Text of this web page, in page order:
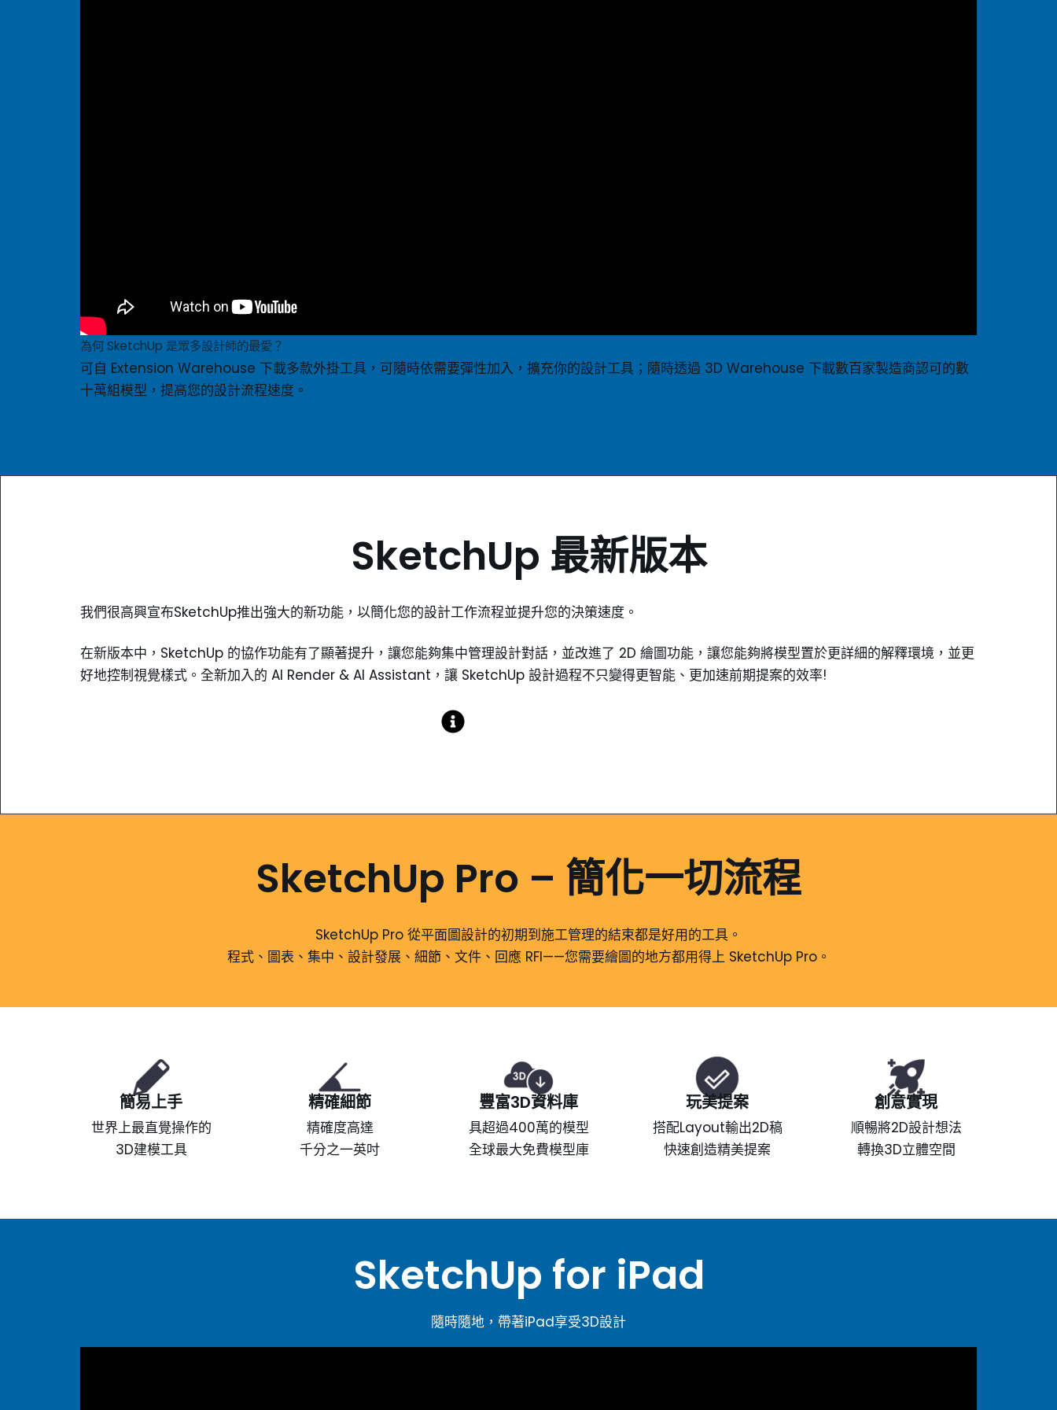
為何 SketchUp 是眾多設計師的最愛？
可自 Extension Warehouse 下載多款外掛工具，可隨時依需要彈性加入，擴充你的設計工具；隨時透過 3D Warehouse 下載數百家製造商認可的數
十萬組模型，提高您的設計流程速度。
SketchUp 最新版本
我們很高興宣布SketchUp推出強大的新功能，以簡化您的設計工作流程並提升您的決策速度。
在新版本中，SketchUp 的協作功能有了顯著提升，讓您能夠集中管理設計對話，並改進了 2D 繪圖功能，讓您能夠將模型置於更詳細的解釋環境，並更
好地控制視覺樣式。全新加入的 AI Render & AI Assistant，讓 SketchUp 設計過程不只變得更智能、更加速前期提案的效率!
SketchUp Pro – 簡化一切流程
SketchUp Pro 從平面圖設計的初期到施工管理的結束都是好用的工具。
程式、圖表、集中、設計發展、細節、文件、回應 RFI——您需要繪圖的地方都用得上 SketchUp Pro。
簡易上手
世界上最直覺操作的
3D建模工具
精確細節
精確度高達
千分之一英吋
豐富3D資料庫
具超過400萬的模型
全球最大免費模型庫
玩美提案
搭配Layout輸出2D稿
快速創造精美提案
創意實現
順暢將2D設計想法
轉換3D立體空間
SketchUp for iPad
隨時隨地，帶著iPad享受3D設計